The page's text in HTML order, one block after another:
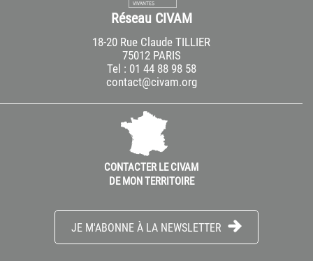
Réseau CIVAM
18-20 Rue Claude TILLIER
75012 PARIS
Tel : 01 44 88 98 58
contact@civam.org
CONTACTER LE CIVAM
DE MON TERRITOIRE
JE M'ABONNE À LA NEWSLETTER